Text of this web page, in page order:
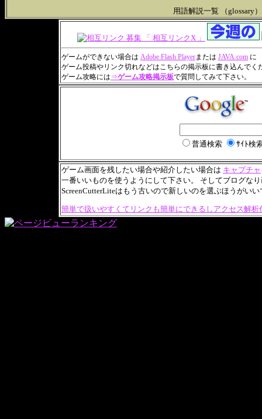
用語解説一覧 （glossary
ゲームができない場合は Adobe Flash Playerまたは JAVA.com に
ゲーム投稿やリンク切れなどはこちらの掲示板に書き込んで
ゲーム攻略には⇒ゲーム攻略掲示板で質問してみて下さい。
普通検索 ｻｲﾄ検
ゲーム画面を残したい場合や紹介したい場合は キャプチャ
一番いいものを使うようにして下さい。 そしてブログな
ScreenCutterLiteはもう古いので新しいのを選ぶほうがい
簡単で扱いやすくてリンクも簡単にできるしアクセス解